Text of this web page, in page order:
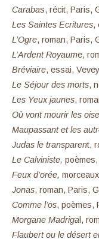
Carabas, récit, Paris,
Les Saintes Ecritures,
L’Ogre, roman, Paris,
L’Ardent Royaume,
Bréviaire, essai,
Le Séjour des morts,
Les Yeux jaunes,
Où vont mourir les
Maupassant et les
Judas le transparent,
Le Calviniste,
Feux d’orée,
Jonas, roman, Paris,
Comme l’os, poèmes,
Morgane Madriga l,
Flaubert ou le désert